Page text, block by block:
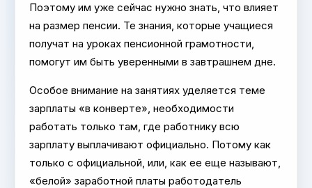
Поэтому им уже сейчас нужно знать, что влияет
на размер пенсии. Те знания, которые учащиеся
получат на уроках пенсионной грамотности,
помогут им быть уверенными в завтрашнем дне.
Особое внимание на занятиях уделяется теме
зарплаты «в конверте», необходимости
работать только там, где работнику всю
зарплату выплачивают официально. Потому как
только с официальной, или, как ее еще называют,
«белой» заработной платы работодатель